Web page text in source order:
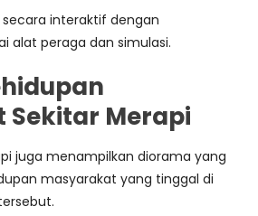
interaktif dengan
alat peraga dan simulasi.
Sekitar Merapi
juga menampilkan diorama yang
masyarakat yang tinggal di